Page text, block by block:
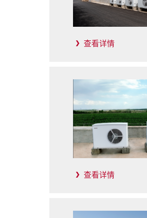
查看详情
查看详情